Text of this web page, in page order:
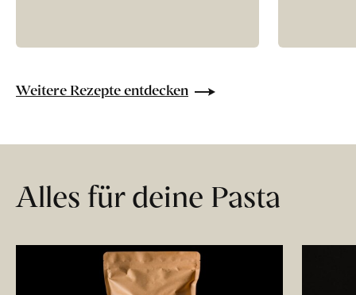
Weitere Rezepte entdecken
Alles für deine Pasta